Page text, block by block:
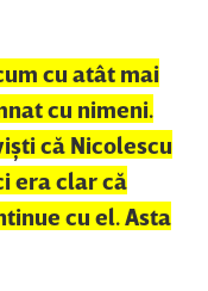
cu atât mai
cu nimeni.
că Nicolescu
era clar că
cu el. Asta